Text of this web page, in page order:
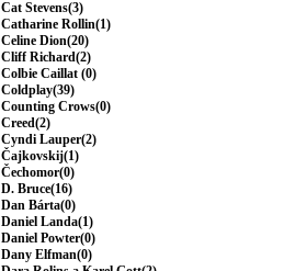
Cat Stevens(3)
Catharine Rollin(1)
Celine Dion(20)
Cliff Richard(2)
Colbie Caillat (0)
Coldplay(39)
Counting Crows(0)
Creed(2)
Cyndi Lauper(2)
Čajkovskij(1)
Čechomor(0)
D. Bruce(16)
Dan Bárta(0)
Daniel Landa(1)
Daniel Powter(0)
Dany Elfman(0)